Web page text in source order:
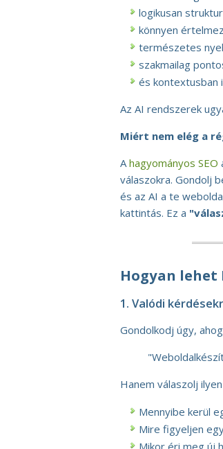
logikusan
könnyen
természetes
szakmailag
és kontextusban
Az AI rendszerek
Miért nem elég a
Ahagyományos SEO
válaszokra. Gondolj
és az AI a te
kattintás. Ez a
Hogyan
1. Valódi
Gondolkodj úgy,
Hanem válaszolj
Mennyibe kerül
Mire figyeljen